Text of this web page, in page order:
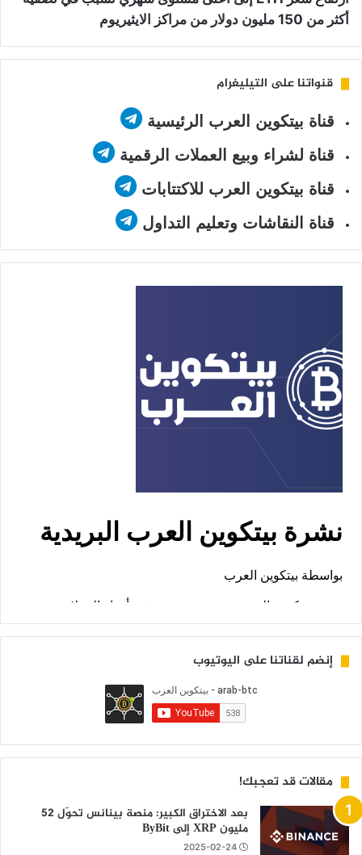
أكثر من 150 مليون دولار من مراكز الايثيريوم
قنواتنا على التيليغرام
قناة بيتكوين العرب الرئيسية
قناة لشراء وبيع العملات الرقمية
قناة بيتكوين العرب للاكتتابات
قناة النقاشات وتعليم التداول
إنضم لقناتنا على اليوتيوب
مقالات قد تعجبك!
بعد الاختراق الكبير: منصة بينانس تحوّل 52
مليون XRP إلى ByBit
2025-02-24